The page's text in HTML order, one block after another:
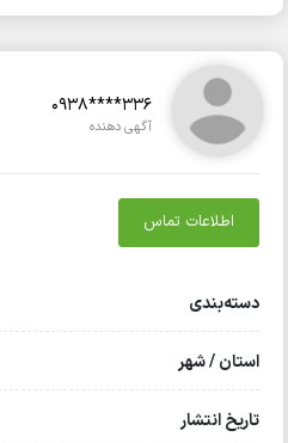
0938****336
آگهی دهنده
اطلاعات تماس
دسته‌بندی
استان / شهر
تاریخ انتشار